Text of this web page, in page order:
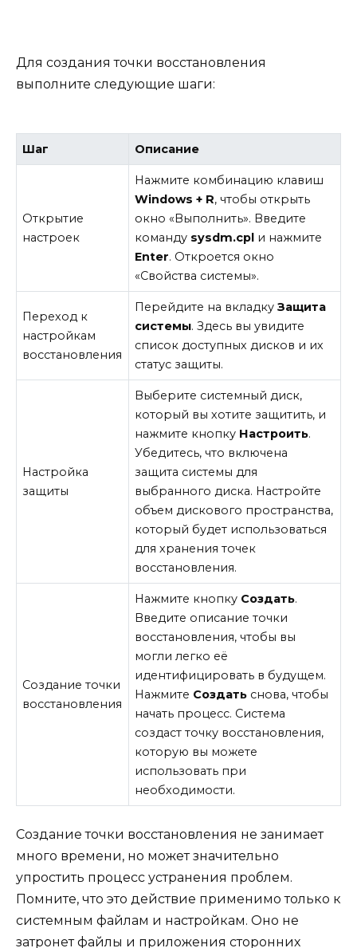
Для создания точки восстановления
выполните следующие шаги:
Шаг Описание
Открытие
настроек
Нажмите комбинацию клавиш
Windows + R, чтобы открыть
окно «Выполнить». Введите
команду sysdm.cpl и нажмите
Enter. Откроется окно
«Свойства системы».
Переход к
настройкам
восстановления
Перейдите на вкладкуЗащита
системы. Здесь вы увидите
список доступных дисков и их
статус защиты.
Настройка
защиты
Выберите системный диск,
который вы хотите защитить, и
нажмите кнопку Настроить.
Убедитесь, что включена
защита системы для
выбранного диска. Настройте
объем дискового пространства,
который будет использоваться
для хранения точек
восстановления.
Создание точки
восстановления
Нажмите кнопку Создать.
Введите описание точки
восстановления, чтобы вы
могли легко её
идентифицировать в будущем.
Нажмите Создать снова, чтобы
начать процесс. Система
создаст точку восстановления,
которую вы можете
использовать при
необходимости.
Создание точки восстановления не занимает
много времени, но может значительно
упростить процесс устранения проблем.
Помните, что это действие применимо только к
системным файлам и настройкам. Оно не
затронет файлы и приложения сторонних